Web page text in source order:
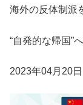
海外の反体制派
“自発的な帰国”
2023年04月20日